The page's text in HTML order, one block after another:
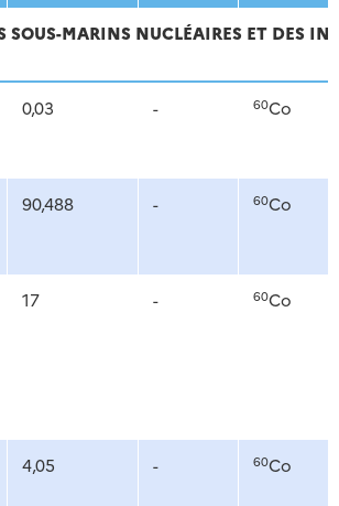
SOUS-MARINS NUCLÉAIRES ET DES
0,03 - 60Co
90,488 - 60Co
17 - 60Co
4,05 - 60Co